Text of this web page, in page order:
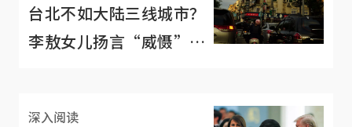
台北不如大陆三线城市？
李敖女儿扬言“威慑”台
深入阅读